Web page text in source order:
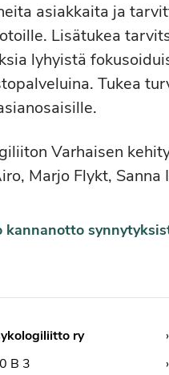
asiakkaita ja
Lisätukea
lyhyistä
Tukea
Varhaisen
Marjo Flykt,
kannanotto
ry
B 3
›
›